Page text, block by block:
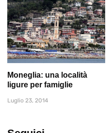
Moneglia: una località
ligure per famiglie
Luglio 23, 2014